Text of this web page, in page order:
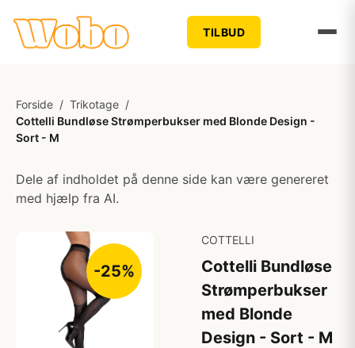
TILBUD
Forside / Trikotage /
Cottelli Bundløse Strømperbukser med Blonde Design -
Sort - M
Dele af indholdet på denne side kan være genereret
med hjælp fra AI.
-25%
COTTELLI
Cottelli Bundløse
Strømperbukser
med Blonde
Design - Sort - M